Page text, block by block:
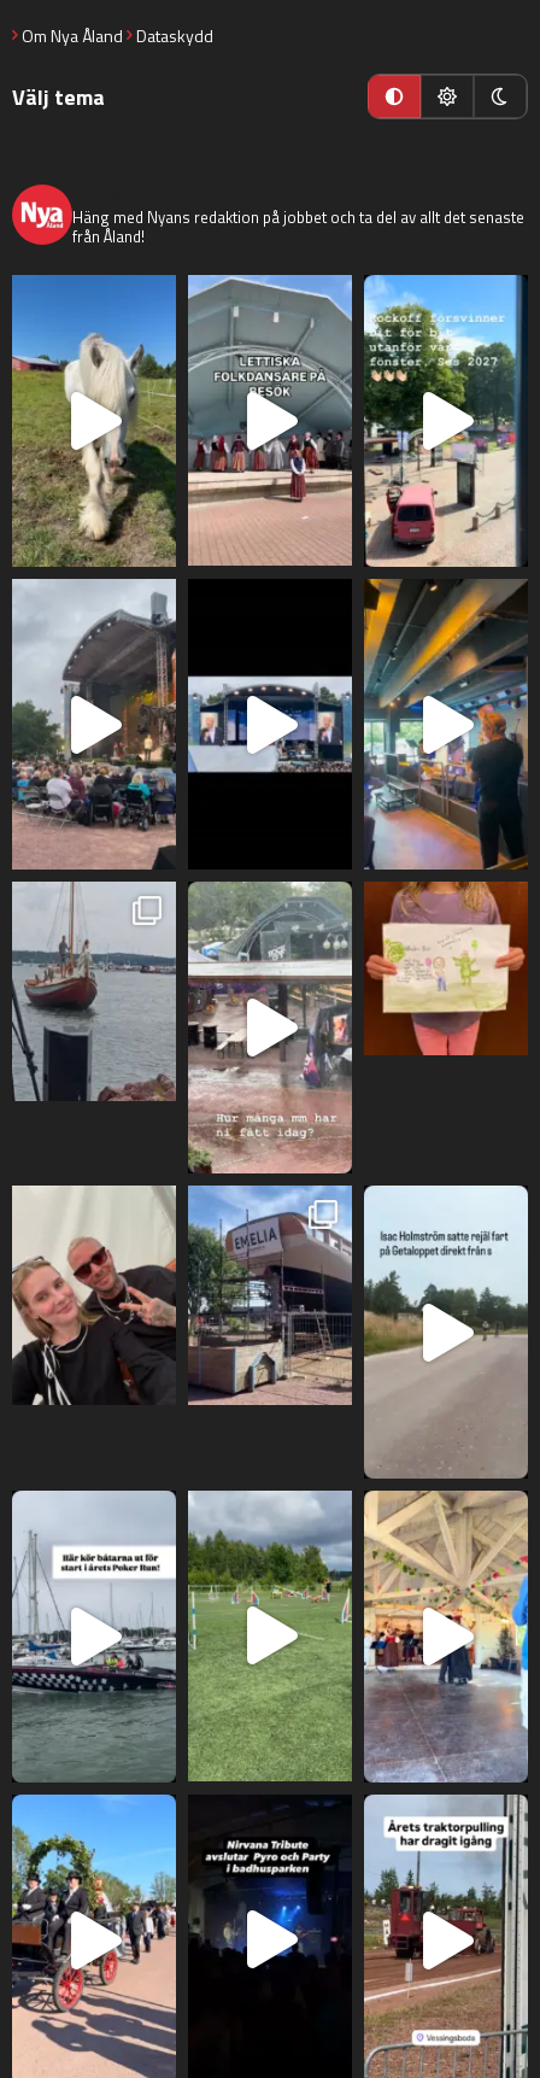
Om Nya Åland Dataskydd
Välj tema
Häng med Nyans redaktion på jobbet och ta del av allt det senaste
från Åland!